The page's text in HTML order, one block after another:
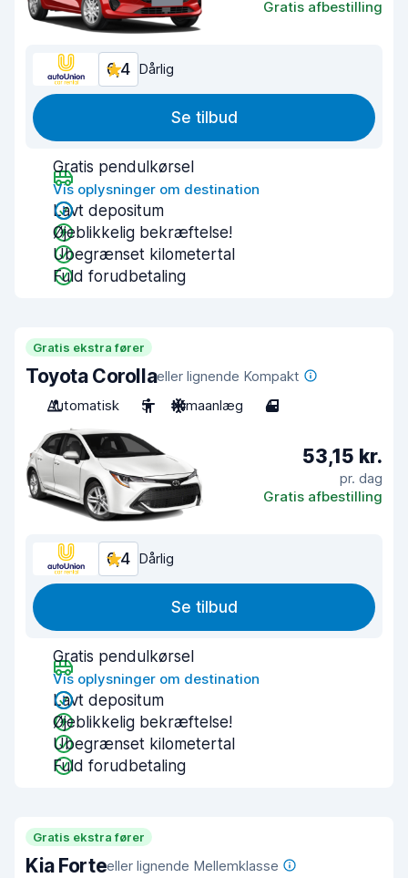
Gratis afbestilling
6,4 Dårlig
Se tilbud
Gratis pendulkørsel
Vis oplysninger om destination
Lavt depositum
Øjeblikkelig bekræftelse!
Ubegrænset kilometertal
Fuld forudbetaling
Gratis ekstra fører
Toyota Corollaeller lignende Kompakt
Automatisk
5 Klimaanlæg 4
53,15 kr.
pr. dag
Gratis afbestilling
6,4 Dårlig
Se tilbud
Gratis pendulkørsel
Vis oplysninger om destination
Lavt depositum
Øjeblikkelig bekræftelse!
Ubegrænset kilometertal
Fuld forudbetaling
Gratis ekstra fører
Kia Forteeller lignende Mellemklasse